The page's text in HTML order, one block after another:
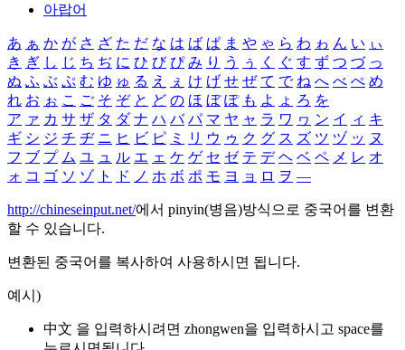
아랍어
あ ぁ か が さ ざ た だ な は ば ぱ ま や ゃ ら わ ゎ ん い ぃ
き ぎ し じ ち ぢ に ひ び ぴ み り う ぅ く ぐ す ず つ づ っ
ぬ ふ ぶ ぷ む ゆ ゅ る え ぇ け げ せ ぜ て で ね へ べ ぺ め
れ お ぉ こ ご そ ぞ と ど の ほ ぼ ぽ も よ ょ ろ を
ア ァ カ サ ザ タ ダ ナ ハ バ パ マ ヤ ャ ラ ワ ヮ ン イ ィ キ
ギ シ ジ チ ヂ ニ ヒ ビ ピ ミ リ ウ ゥ ク グ ス ズ ツ ヅ ッ ヌ
フ ブ プ ム ユ ュ ル エ ェ ケ ゲ セ ゼ テ デ ヘ ベ ペ メ レ オ
ォ コ ゴ ソ ゾ ト ド ノ ホ ボ ポ モ ヨ ョ ロ ヲ ―
http://chineseinput.net/에서 pinyin(병음)방식으로 중국어를 변환
할 수 있습니다.
변환된 중국어를 복사하여 사용하시면 됩니다.
예시)
中文 을 입력하시려면 zhongwen을 입력하시고 space를